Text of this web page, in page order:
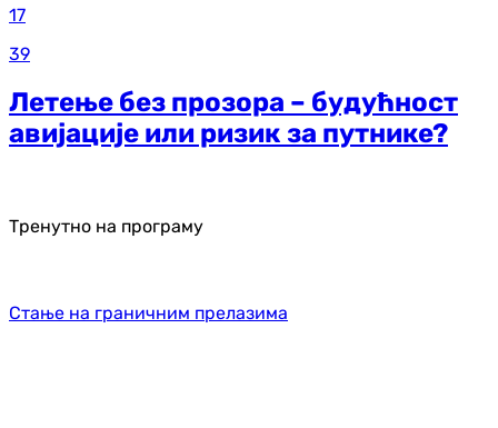
17
39
Летење без прозора – будућност
авијације или ризик за путнике?
Тренутно на програму
Стање на граничним прелазима